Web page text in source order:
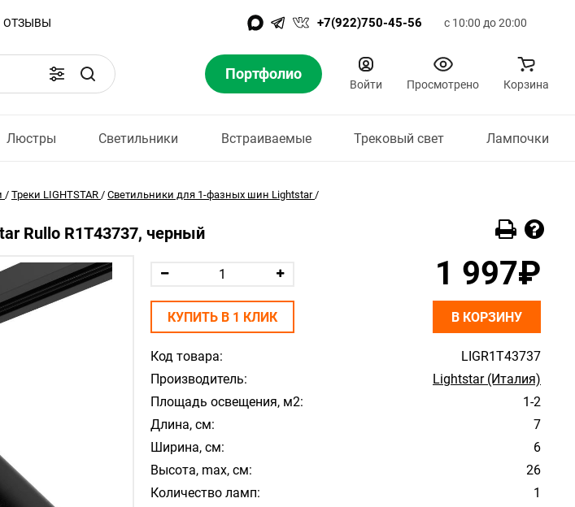
ОТЗЫВЫ +7(922)750-45-56 с 10:00 до 20:00
Портфолио
Войти Просмотрено Корзина
Люстры Светильники Встраиваемые Трековый свет Лампочки
/ Треки LIGHTSTAR / Светильники для 1-фазных шин Lightstar /
Rullo R1T43737, черный
Код товара:
LIGR1T43737
Производитель:
Lightstar (Италия)
Площадь освещения, м2:
1-2
Длина, см:
7
Ширина, см:
6
Высота, max, см:
26
Количество ламп:
1
1 997₽
КУПИТЬ В 1 КЛИК В КОРЗИНУ